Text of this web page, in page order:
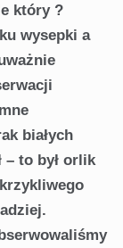
który ?
wysepki a
białych
– to był orlik